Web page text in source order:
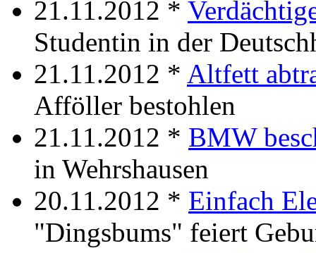
21.11.2012 *
Studentin in der
21.11.2012 * Altfett
Afföller bestohlen
21.11.2012 * BMW
in Wehrshausen
20.11.2012 * Einfach
"Dingsbums" feiert